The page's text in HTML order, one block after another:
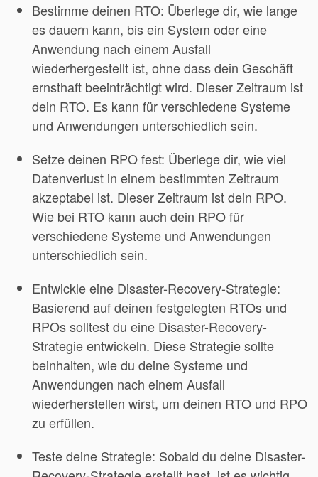
Bestimme deinen RTO: Überlege dir, wie lange
es dauern kann, bis ein System oder eine
Anwendung nach einem Ausfall
wiederhergestellt ist, ohne dass dein Geschäft
ernsthaft beeinträchtigt wird. Dieser Zeitraum ist
dein RTO. Es kann für verschiedene Systeme
und Anwendungen unterschiedlich sein.
Setze deinen RPO fest: Überlege dir, wie viel
Datenverlust in einem bestimmten Zeitraum
akzeptabel ist. Dieser Zeitraum ist dein RPO.
Wie bei RTO kann auch dein RPO für
verschiedene Systeme und Anwendungen
unterschiedlich sein.
Entwickle eine Disaster-Recovery-Strategie:
Basierend auf deinen festgelegten RTOs und
RPOs solltest du eine Disaster-Recovery-
Strategie entwickeln. Diese Strategie sollte
beinhalten, wie du deine Systeme und
Anwendungen nach einem Ausfall
wiederherstellen wirst, um deinen RTO und RPO
zu erfüllen.
Teste deine Strategie: Sobald du deine Disaster-